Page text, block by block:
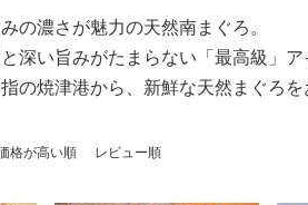
の濃さが魅力の天然南まぐろ。
深い旨みがたまらない「最高級」ア
の焼津港から、新鮮な天然まぐろを
格が高い順 レビュー順